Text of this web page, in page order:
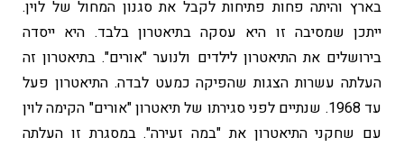
בארץ והיתה פחות פתיחות לקבל את סגנון המחול של לוין.
ייתכן שמסיבה זו היא עסקה בתיאטרון בלבד. היא ייסדה
בירושלים את התיאטרון לילדים ולנוער "אורים". בתיאטרון זה
העלתה עשרות הצגות שהפיקה כמעט לבדה. התיאטרון פעל
עד 1968. שנתיים לפני סגירתו של תיאטרון "אורים" הקימה לוין
עם שחקני התיאטרון את "במה זעירה". במסגרת זו העלתה